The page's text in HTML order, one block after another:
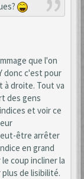
que l'on
donc c'est pour
droite. Tout va
des gens
et voir ce
être arrêter
en grand
coup incliner la
de lisibilité.